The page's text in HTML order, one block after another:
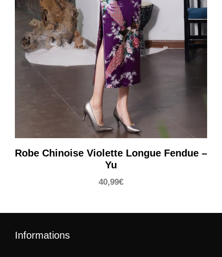
Robe Chinoise Violette Longue Fendue –
Yu
40,99€
Informations